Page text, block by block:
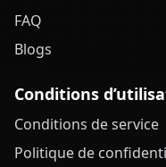
FAQ
Blogs
Conditions
Conditions de service
Politique de